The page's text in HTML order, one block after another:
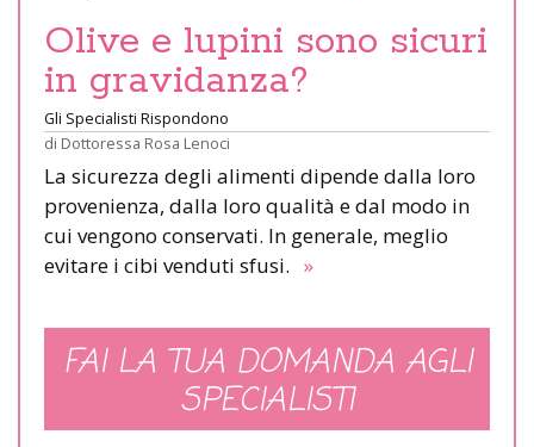
Olive e lupini sono sicuri
in gravidanza?
Gli Specialisti Rispondono
di Dottoressa Rosa Lenoci
La sicurezza degli alimenti dipende dalla loro
provenienza, dalla loro qualità e dal modo in
cui vengono conservati. In generale, meglio
evitare i cibi venduti sfusi. »
FAI LA TUA DOMANDA AGLI
SPECIALISTI